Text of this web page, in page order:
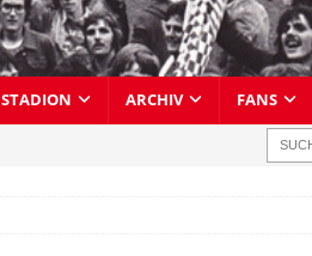
STADION ARCHIV FANS